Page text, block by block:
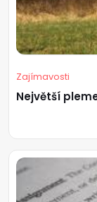
Zajímavosti
Největší